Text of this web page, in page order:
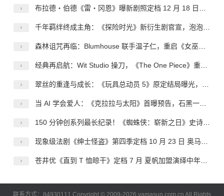
布拉德・伯德《雷・冈恩》曝新剧照定档 12 月 18 日，复古赛博侦探登陆网飞
千年羁绊终成主角：《探险时光》新衍生剧官宣，泡泡糖与玛瑟琳开启专属冒险
森林诅咒再临：Blumhouse 联手温子仁，重启《女巫布莱尔》的恐怖神话
经典再启航：Wit Studio 操刀，《The One Piece》重定义海贼王的动画新范式
翠丝的重逢与成长：《玩具总动员 5》原定结局曝光，情怀之上的创作取舍
当 AI 学会爱人：《克拉拉与太阳》首曝预告，石黑一雄的温柔哲思登上银幕
150 分钟创系列最长纪录！《蜘蛛侠：崭新之日》史诗级体量来袭 内地确认引进静待定档
现象级法剧《绅士怪盗》第四季定档 10 月 23 日 奥马・希回归上演终极复仇终章
苍井优《直到 T 恤晾干》定档 7 月 夏帆加盟演绎中年婚姻秘事
联系方式：84930111 Copyright © 2009-2026 yamasun.com.cn All Rights